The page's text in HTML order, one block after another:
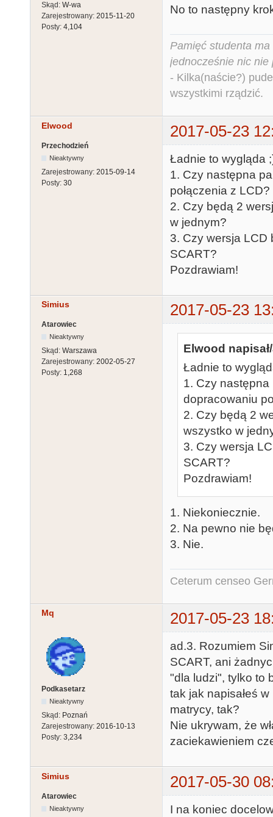
Skąd: W-wa
Zarejestrowany: 2015-11-20
Posty: 4,104
No to następny
Pamięć studenta
jednocześnie nic nie
- Kilka(naście?)
wszystkimi rządzić.
Elwood 2017-05-23
Przechodzień
Nieaktywny
Zarejestrowany: 2015-09-14
Posty: 30
Ładnie to wygląda
1. Czy następna
połączenia z LCD?
2. Czy będą 2
w jednym?
3. Czy wersja LCD
SCART?
Pozdrawiam!
Simius 2017-05-23
Atarowiec
Nieaktywny
Skąd: Warszawa
Zarejestrowany: 2002-05-27
Posty: 1,268
Elwood
Ładnie to
1. Czy
dopracowaniu
2. Czy będą 2
wszystko w
3. Czy wersja
SCART?
Pozdrawiam!
1. Niekoniecznie.
2. Na pewno nie
3. Nie.
Ceterum censeo
Mq 2017-05-23
Podkasetarz
Nieaktywny
Skąd: Poznań
Zarejestrowany: 2016-10-13
Posty: 3,234
ad.3. Rozumiem
SCART, ani
"dla ludzi", tylko to
tak jak napisałeś
matrycy, tak?
Nie ukrywam, że
zaciekawieniem
Simius 2017-05-30
Atarowiec
Nieaktywny
I na koniec